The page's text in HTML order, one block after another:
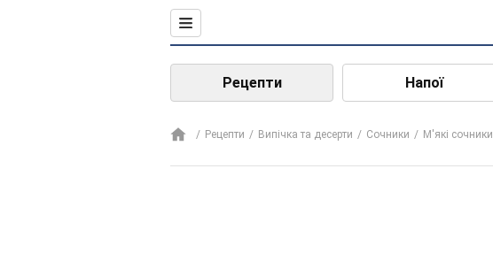
Рецепти Напої
Рецепти Випічка та десерти Сочники М'які сочники